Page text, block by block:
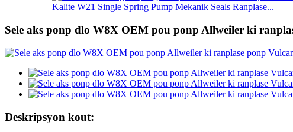
Kalite W21 Single Spring Pump Mekanik Seals Ranplase...
Sele aks ponp dlo W8X OEM pou ponp Allweiler ki
Deskripsyon kout: